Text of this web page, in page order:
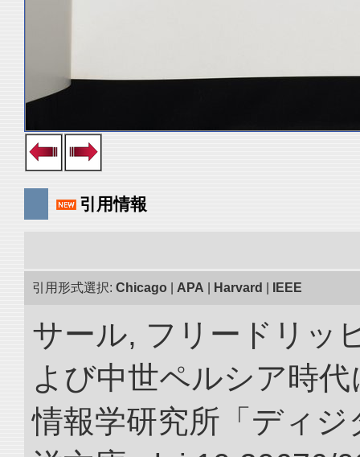
引用情報
引用形式選択: Chicago APA Harvard IEEE
サール, フリードリッ
よび中世ペルシア時
情報学研究所「ディ